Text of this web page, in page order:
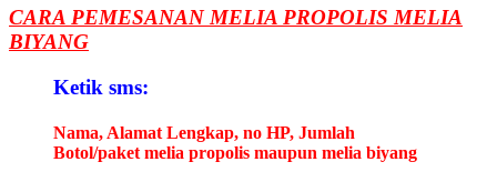
CARA PEMESANAN MELIA PROPOLIS MELIA
BIYANG
Ketik sms:
Nama, Alamat Lengkap, no HP, Jumlah
Botol/paket melia propolis maupun melia biyang